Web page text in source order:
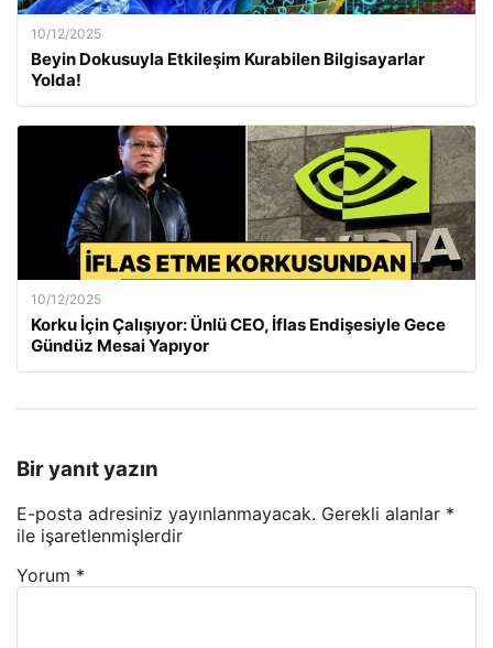
10/12/2025
Beyin Dokusuyla Etkileşim Kurabilen Bilgisayarlar
Yolda!
10/12/2025
Korku İçin Çalışıyor: Ünlü CEO, İflas Endişesiyle Gece
Gündüz Mesai Yapıyor
Bir yanıt yazın
E-posta adresiniz yayınlanmayacak. Gerekli alanlar *
ile işaretlenmişlerdir
Yorum *